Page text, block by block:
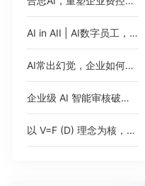
AI in AII | AI数字员工，即将加入你的公司
AI常出幻觉，企业如何应对？
企业级 AI 智能审核破解 2000 + 高端女装门店费控痛点，树连锁零售数智化新标杆
以 V=F (D) 理念为核，AI 对话式填单破报销痛点，驱动财务数智化价值跃迁